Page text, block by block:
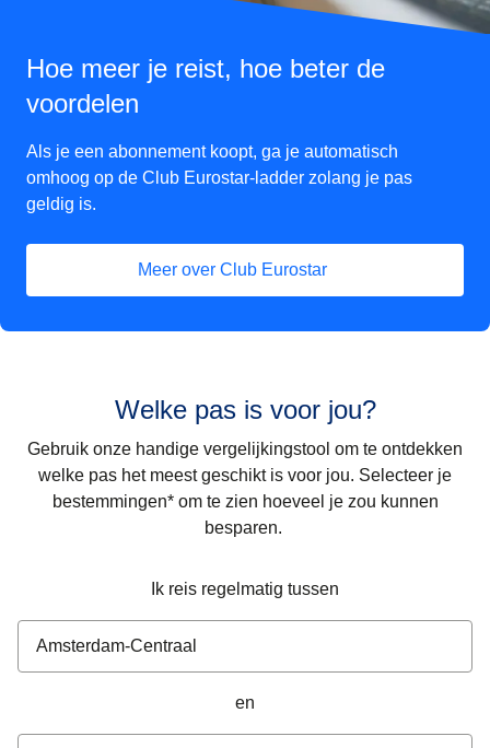
Hoe meer je reist, hoe beter de
voordelen
Als je een abonnement koopt, ga je automatisch
omhoog op de Club Eurostar-ladder zolang je pas
geldig is.
Meer over Club Eurostar
Welke pas is voor jou?
Gebruik onze handige vergelijkingstool om te ontdekken
welke pas het meest geschikt is voor jou. Selecteer je
bestemmingen* om te zien hoeveel je zou kunnen
besparen.
Ik reis regelmatig tussen
selecteer uit
en
selecteer naar